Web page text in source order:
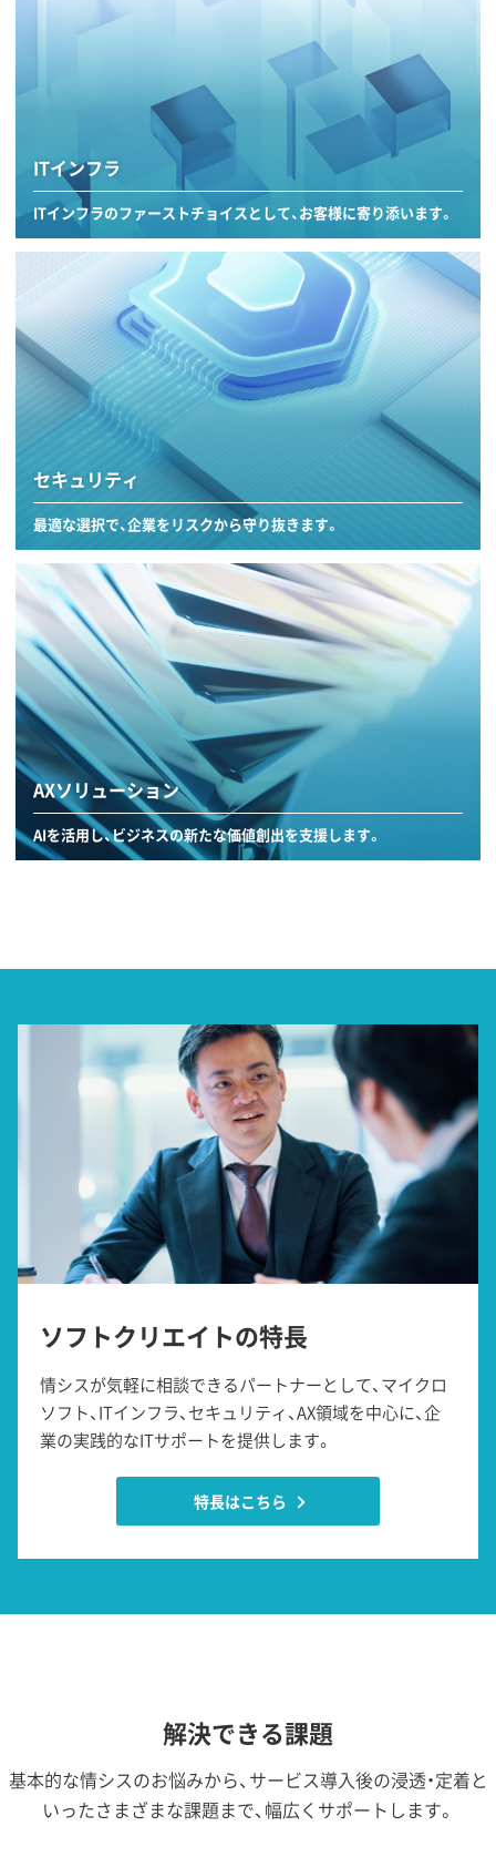
ITインフラ
ITインフラのファーストチョイスとして、お客様に寄り添います。
セキュリティ
最適な選択で、企業をリスクから守り抜きます。
AXソリューション
AIを活用し、ビジネスの新たな価値創出を支援します。
ソフトクリエイトの特長
情シスが気軽に相談できるパートナーとして、マイクロ
ソフト、ITインフラ、セキュリティ、AX領域を中心に、企
業の実践的なITサポートを提供します。
特長はこちら
解決できる課題
基本的な情シスのお悩みから、サービス導入後の浸透・定着と
いったさまざまな課題まで、幅広くサポートします。